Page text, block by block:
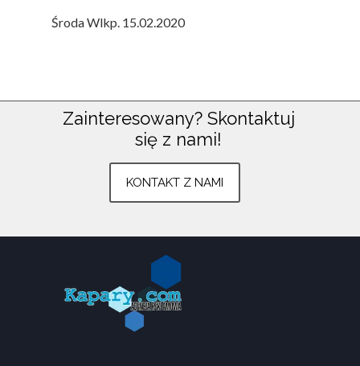
Środa Wlkp. 15.02.2020
KONTAKT Z NAMI
Zainteresowany? Skontaktuj
się z nami!
Wszystkie prawa zastrzeżone ©
korzysta z plikówcookieszgodnie z
Znajdź nas na:
Plac Armii Poznań 3